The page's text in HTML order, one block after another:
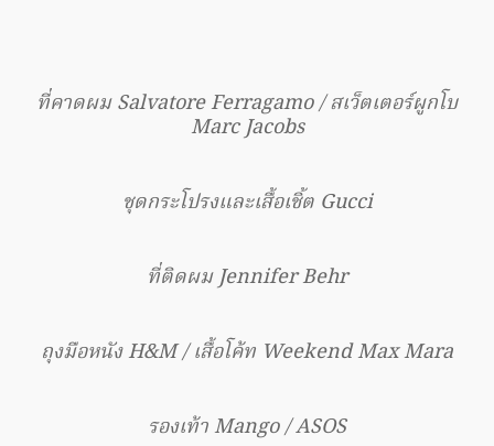
ที่คาดผม Salvatore Ferragamo / สเว็ตเตอร์ผูกโบ
Marc Jacobs
ชุดกระโปรงและเสื้อเชิ้ต Gucci
ที่ติดผม Jennifer Behr
ถุงมือหนัง H&M / เสื้อโค้ท Weekend Max Mara
รองเท้า Mango / ASOS